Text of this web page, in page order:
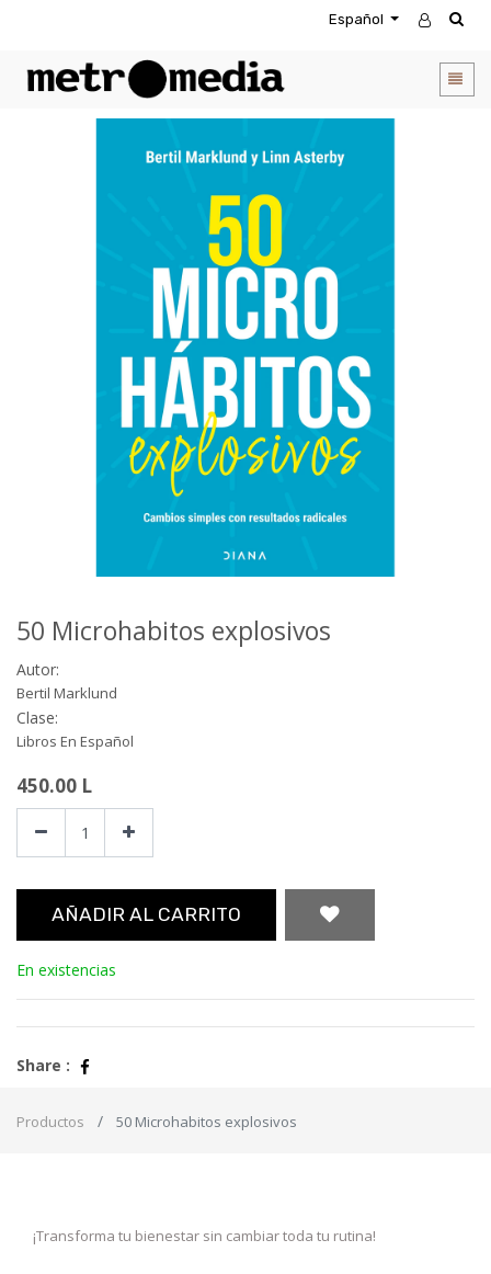
Español
50 Microhabitos explosivos
Autor:
Bertil Marklund
Clase:
Libros En Español
450.00 L
AÑADIR AL CARRITO
En existencias
Share :
Productos 50 Microhabitos explosivos
¡Transforma tu bienestar sin cambiar toda tu rutina!